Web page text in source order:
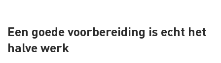
Een goede voorbereiding is echt het
halve werk